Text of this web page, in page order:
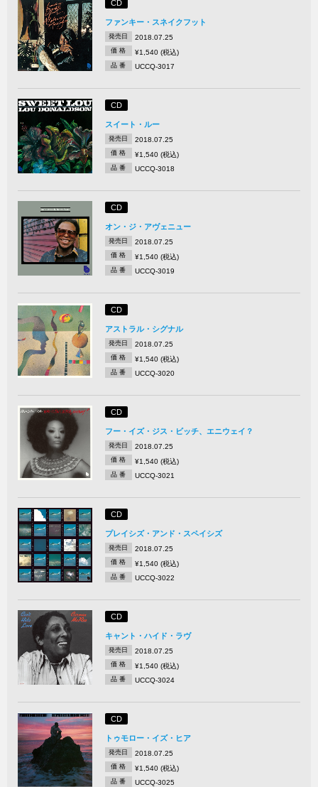
CD
ファンキー・スネイクフット
発売日 2018.07.25
価 格 ¥1,540 (税込)
品 番 UCCQ-3017
CD
スイート・ルー
発売日 2018.07.25
価 格 ¥1,540 (税込)
品 番 UCCQ-3018
CD
オン・ジ・アヴェニュー
発売日 2018.07.25
価 格 ¥1,540 (税込)
品 番 UCCQ-3019
CD
アストラル・シグナル
発売日 2018.07.25
価 格 ¥1,540 (税込)
品 番 UCCQ-3020
CD
フー・イズ・ジス・ビッチ、エニウェイ？
発売日 2018.07.25
価 格 ¥1,540 (税込)
品 番 UCCQ-3021
CD
プレイシズ・アンド・スペイシズ
発売日 2018.07.25
価 格 ¥1,540 (税込)
品 番 UCCQ-3022
CD
キャント・ハイド・ラヴ
発売日 2018.07.25
価 格 ¥1,540 (税込)
品 番 UCCQ-3024
CD
トゥモロー・イズ・ヒア
発売日 2018.07.25
価 格 ¥1,540 (税込)
品 番 UCCQ-3025